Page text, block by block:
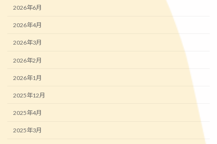
2026年6月
2026年4月
2026年3月
2026年2月
2026年1月
2025年12月
2025年4月
2025年3月